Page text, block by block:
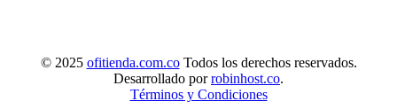
© 2025 ofitienda.com.coTodos los derechos reservados.
Desarrollado porrobinhost.co.
Términos y Condiciones